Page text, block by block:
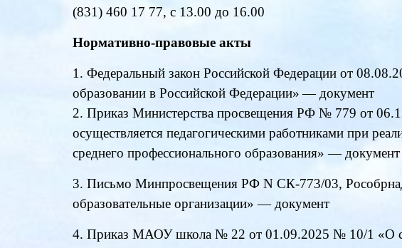
(831) 460 17 77, с 13.00 до 16.00
Нормативно-правовые акты
1. Федеральный закон Российской Федерации от
образовании в Российской Федерации» — документ
2. Приказ Министерства просвещения РФ № 779 от
осуществляется педагогическими работниками при
среднего профессионального образования» — документ
3. Письмо Минпросвещения РФ N СК-773/03,
образовательные организации» — документ
4. Приказ МАОУ школа № 22 от 01.09.2025 № 10/1 «О